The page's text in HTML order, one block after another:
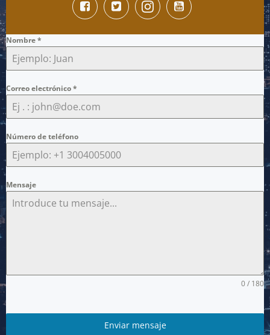
Nombre*
Correo electrónico*
Número de teléfono
Mensaje
0 / 180
Enviar mensaje